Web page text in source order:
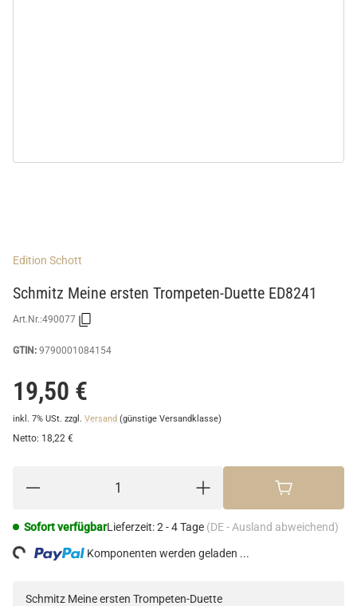
Edition Schott
Schmitz Meine ersten Trompeten-Duette ED8241
Art.Nr.:490077
GTIN: 9790001084154
19,50 €
inkl. 7% USt. zzgl. Versand (günstige Versandklasse)
Netto: 18,22 €
Sofort verfügbarLieferzeit:2 - 4 Tage (DE - Ausland abweichend)
Komponenten werden geladen ...
Schmitz Meine ersten Trompeten-Duette